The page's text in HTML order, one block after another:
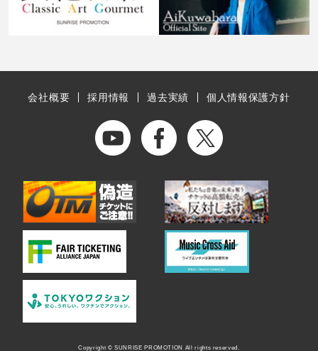
会社概要 採用情報 過去実績 個人情報保護方針
Copyright © SUNRISE PROMOTION All rights reserved.